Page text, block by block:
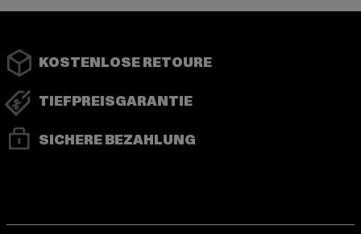
KOSTENLOSE RETOURE
TIEFPREISGARANTIE
SICHERE BEZAHLUNG